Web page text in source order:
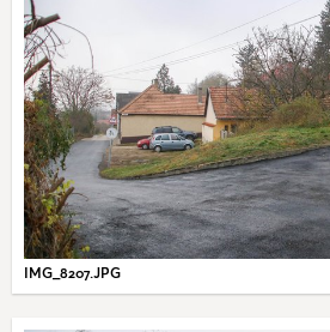
IMG_8207.JPG